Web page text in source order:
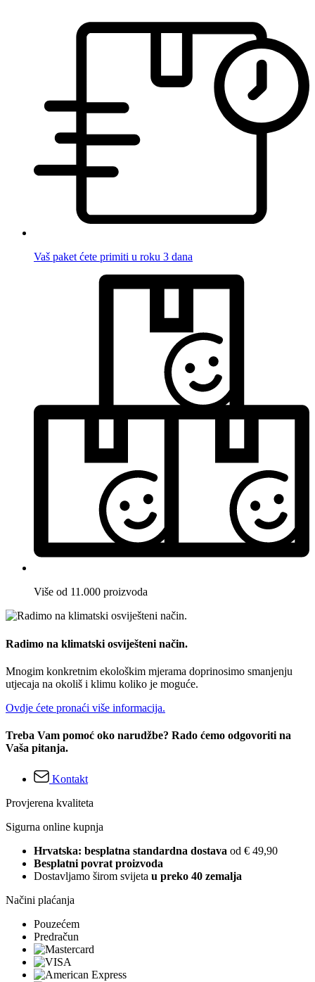
Vaš paket ćete primiti u roku 3 dana
Više od 11.000 proizvoda
Radimo na klimatski osviješteni način.
Mnogim konkretnim ekološkim mjerama doprinosimo smanjenju
utjecaja na okoliš i klimu koliko je moguće.
Ovdje ćete pronaći više informacija.
Treba Vam pomoć oko narudžbe? Rado ćemo odgovoriti na
Vaša pitanja.
Kontakt
Provjerena kvaliteta
Sigurna online kupnja
Hrvatska: besplatna standardna dostava od € 49,90
Besplatni povrat proizvoda
Dostavljamo širom svijeta u preko 40 zemalja
Načini plaćanja
Pouzećem
Predračun